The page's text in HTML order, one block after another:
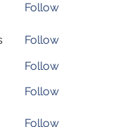
Follow
Follow
Follow
Follow
Follow